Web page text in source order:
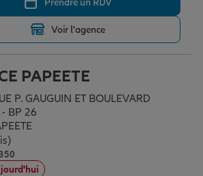
Voir l'agence
PAPEETE
P. GAUGUIN ET BOULEVARD
BP 26
5